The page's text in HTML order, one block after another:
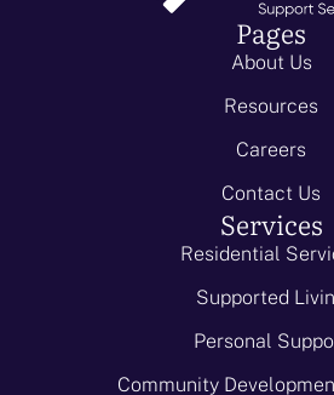
Pages
About Us
Resources
Careers
Contact Us
Services
Residential
Supported
Personal
Community